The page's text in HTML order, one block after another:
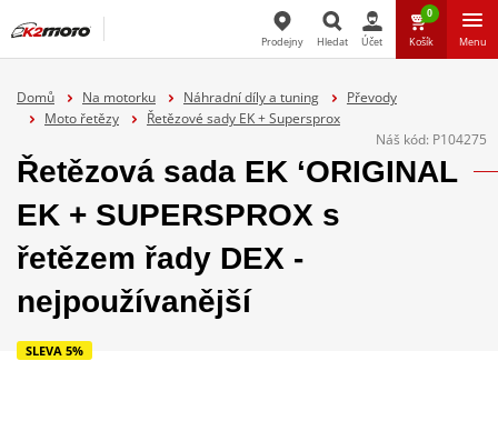
Prodejny Hledat Účet
0
Košík Menu
Domů Na motorku Náhradní díly a tuning
Převody
Moto řetězy
Řetězové sady EK + Supersprox
Náš kód: P104275
Řetězová sada EK ‘ORIGINAL
EK + SUPERSPROX s
řetězem řady DEX -
nejpoužívanější
SLEVA 5%